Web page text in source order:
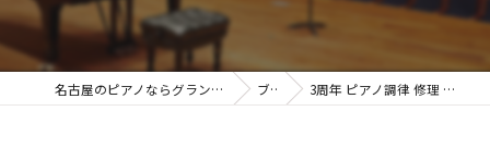
名古屋のピアノならグランドミュージックピアノ株式会社 ブログ 3周年 ピアノ調律 修理 グランドミュージックピアノ♪